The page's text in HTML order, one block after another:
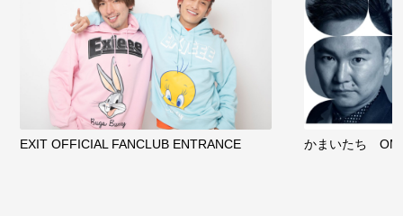
EXIT OFFICIAL FANCLUB ENTRANCE かまいたち